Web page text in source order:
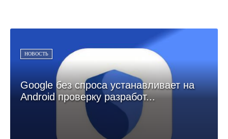
НОВОСТЬ
Google без спроса устанавливает на
Android проверку разработ...